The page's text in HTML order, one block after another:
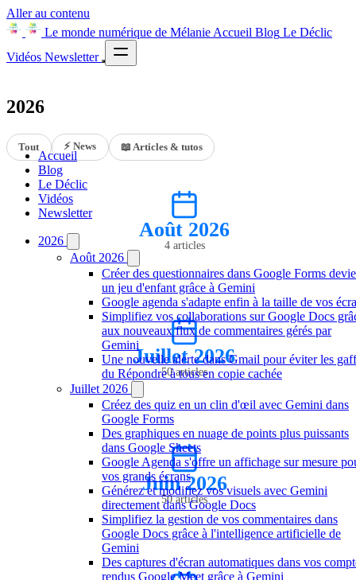
Aller au contenu
Le monde numérique de Mélanie Accueil Blog Le Déclic
Vidéos Newsletter
Accueil
Blog
Le Déclic
Vidéos
Newsletter
2026
Août 2026
Créer des questionnaires dans Google Forms
un jeu d'enfant grâce à Gemini
Google agenda s'adapte enfin à la taille de vos
Simplifiez vos collaborations sur Google Docs
aux nouveaux flux de commentaires gérés par
Gemini
Une nouvelle alerte dans Gmail pour éviter les
du Répondre à tous en copie cachée
Juillet 2026
Créez des quiz en un clin d'œil avec Gemini dans
Google Forms
Des graphiques en nuage de points plus puissants
dans Google Sheets
Google Agenda s'offre un affichage sur mesure
vos grands écrans
Générez et modifiez vos visuels avec Gemini
directement dans Google Docs
Simplifiez la gestion de vos commentaires dans
Google Docs grâce à l'intelligence artificielle de
Gemini
Des captures d'écran automatiques dans vos
rendus Google Meet grâce à Gemini
2026
Tout ⚡ News 📖 Articles & tutos
Août 2026
4 articles
Juillet 2026
50 articles
Juin 2026
50 articles